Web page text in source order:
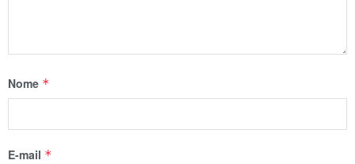
Nome *
E-mail *